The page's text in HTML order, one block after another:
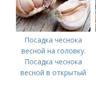
Посадка чеснока
весной на головку.
Посадка чеснока
весной в открытый